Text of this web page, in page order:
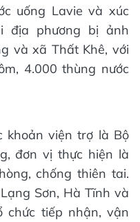
uống Lavie và xúc
địa phương bị ảnh
và xã Thất Khê, với
4.000 thùng nước
khoản viện trợ là Bộ
đơn vị thực hiện là
chống thiên tai.
Sơn, Hà Tĩnh và
chức tiếp nhận, vận